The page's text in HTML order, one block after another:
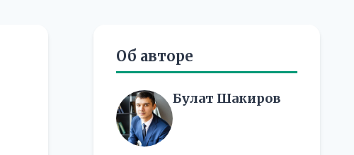
Об авторе
Булат Шакиров